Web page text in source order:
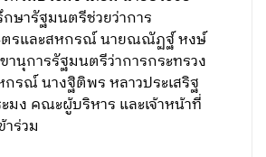
ษารัฐมนตรีช่วยว่าการ
ตรและสหกรณ์ นายณณัฏฐ์ หงษ์
านุการรัฐมนตรีว่าการกระทรวง
รณ์ นางฐิติพร หลาวประเสริฐ
มง คณะผู้บริหาร และเจ้าหน้าที่
ร่วม